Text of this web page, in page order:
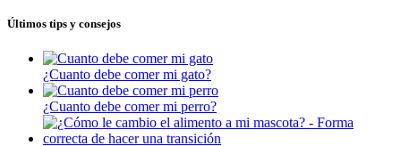
Últimos tips y consejos
¿Cuanto debe comer mi gato?
¿Cuanto debe comer mi perro?